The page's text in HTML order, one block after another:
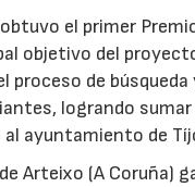
el primer
objetivo del
proceso de
logrando
ayuntamiento de
Arteixo (A Coruña)